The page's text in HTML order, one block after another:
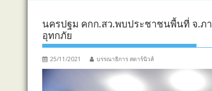
นครปฐม คกก.สว.พบประชาชนพื้นที่ จ.ภ
อุทกภัย
25/11/2021 บรรณาธิการ สตาร์นิวส์